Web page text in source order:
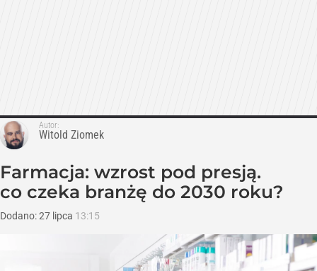
Autor:
Witold Ziomek
Farmacja: wzrost pod presją.
co czeka branżę do 2030 roku?
Dodano:27 lipca 13:15